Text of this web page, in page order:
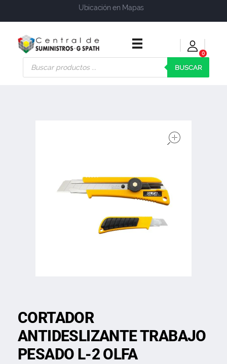
Ubicación en Mapas
Central de Suministros Gspath
Suministros y soluciones integrales para su empresa o negocio
0
BUSCAR
CORTADOR
ANTIDESLIZANTE TRABAJO
PESADO L-2 OLFA